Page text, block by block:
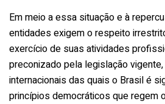
Em meio a essa situação e à
entidades exigem o respeito
exercício de suas atividades
preconizado pela legislação
internacionais das quais o Brasil é
princípios democráticos que regem